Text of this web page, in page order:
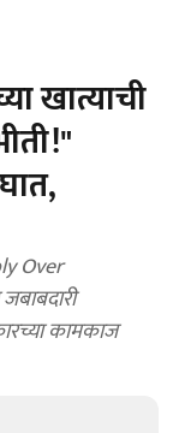
खात्याची
Over
कामकाज